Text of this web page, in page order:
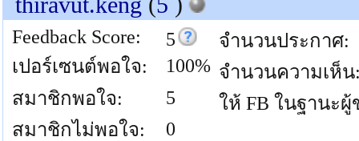
Feedback Score:
5
เปอร์เซนต์พอใจ:
100%
สมาชิกพอใจ:
5
สมาชิกไม่พอใจ:
0
จำนวนประกาศ:
จำนวนความเห็น
ให้ FB ในฐานะผู้